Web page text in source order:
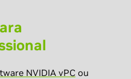
NVIDIA vPC ou